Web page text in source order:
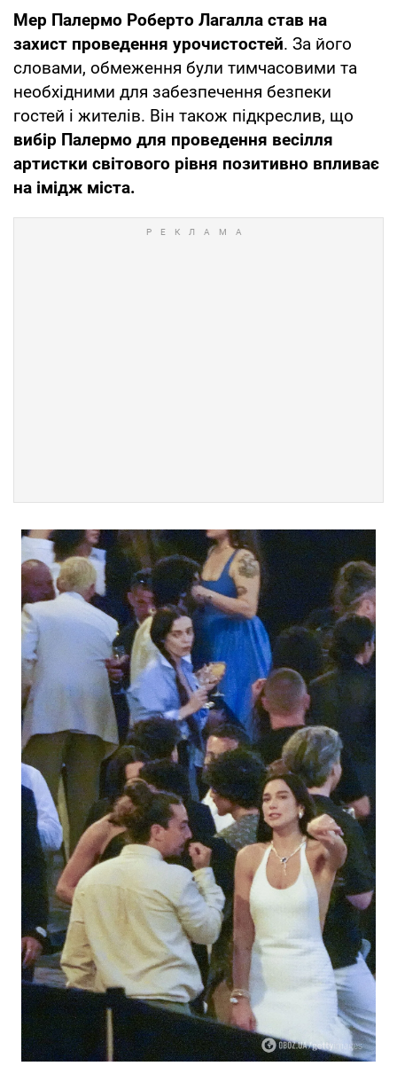
Мер Палермо Роберто Лагалла став на
захист проведення урочистостей. За його
словами, обмеження були тимчасовими та
необхідними для забезпечення безпеки
гостей і жителів. Він також підкреслив, що
вибір Палермо для проведення весілля
артистки світового рівня позитивно впливає
на імідж міста.